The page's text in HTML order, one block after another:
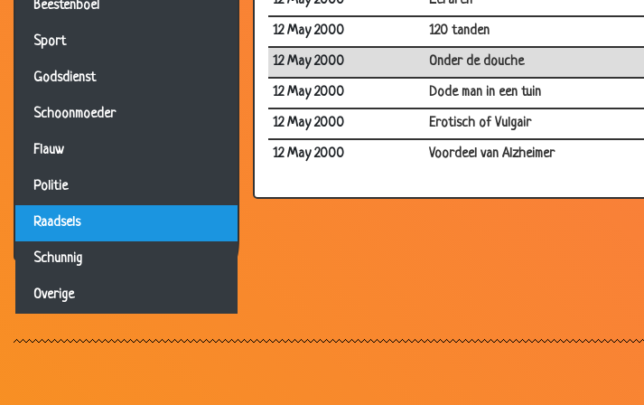
Beestenboel
Sport
Godsdienst
Schoonmoeder
Flauw
Politie
Raadsels
Schunnig
Overige
12 May 2000
120 tanden
12 May 2000
Onder de douche
12 May 2000
Dode man in een tuin
12 May 2000
Erotisch of Vulgair
12 May 2000
Voordeel van Alzheimer